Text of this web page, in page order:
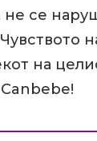
не се
на
Canbebe!